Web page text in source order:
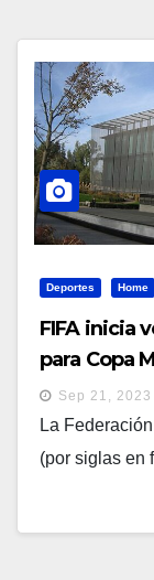
Deportes Home
FIFA inicia
para Copa
Sep 21, 2023
La
(por siglas en